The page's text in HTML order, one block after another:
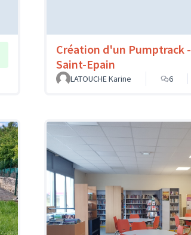
Création d'un Pumptrack -
Saint-Epain
LATOUCHE Karine
6